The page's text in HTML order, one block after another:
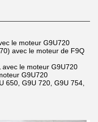
le moteur G9U720
avec le moteur de F9Q
avec le moteur G9U720
G9U720
650, G9U 720, G9U 754,